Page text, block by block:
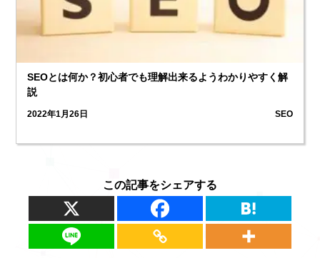
SEOとは何か？初心者でも理解出来るようわかりやすく解
説
2022年1月26日 SEO
この記事をシェアする